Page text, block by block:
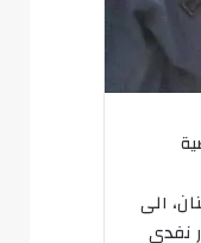
الى
نفدي